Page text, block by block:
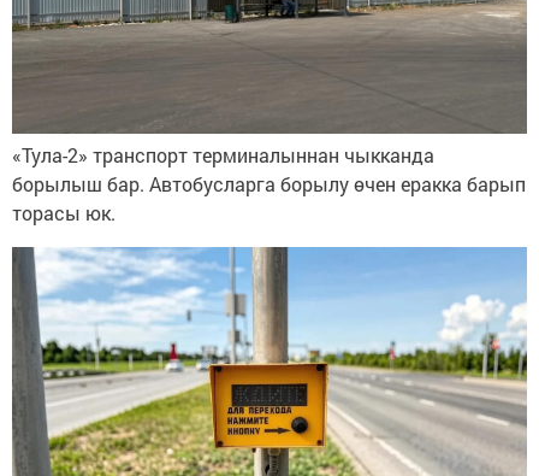
«Тула-2» транспорт терминалыннан чыкканда
борылыш бар. Автобусларга борылу өчен еракка барып
торасы юк.